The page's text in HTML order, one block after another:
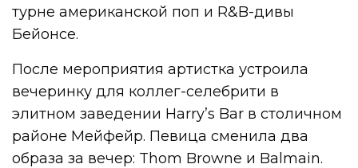
турне американской поп и R&B-дивы
Бейонсе.
После мероприятия артистка устроила
вечеринку для коллег-селебрити в
элитном заведении Harry’s Bar в столичном
районе Мейфейр. Певица сменила два
образа за вечер: Thom Browne и Balmain.